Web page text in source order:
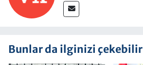
Bunlar da ilginizi çekebilir